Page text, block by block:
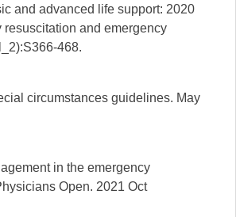
and advanced life support: 2020
and emergency
468.
circumstances guidelines. May
in the emergency
Open. 2021 Oct